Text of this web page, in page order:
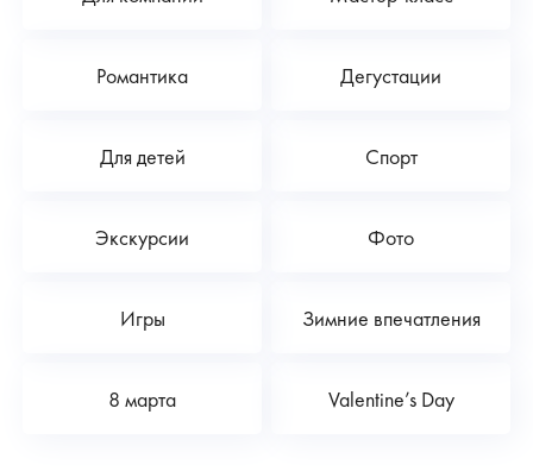
Романтика Дегустации
Для детей Спорт
Экскурсии Фото
Игры Зимние впечатления
8 марта Valentine’s Day